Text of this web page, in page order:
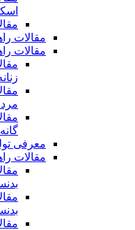
مقالات
مقالات
گانه
معرفی
مقالات